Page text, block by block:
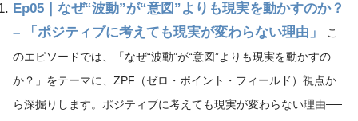
Ep05｜なぜ“波動”が“意図”よりも現実を動かすのか？
– 「ポジティブに考えても現実が変わらない理由」
こ
のエピソードでは、「なぜ“波動”が“意図”よりも現実を動かすの
か？」をテーマに、ZPF（ゼロ・ポイント・フィールド）視点か
ら深掘りします。ポジティブに考えても現実が変わらない理由──